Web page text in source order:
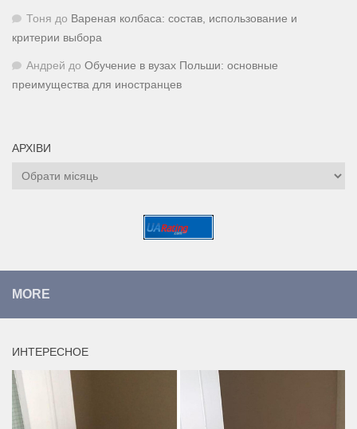
Тоня до Вареная колбаса: состав, использование и
критерии выбора
Андрей до Обучение в вузах Польши: основные
преимущества для иностранцев
АРХІВИ
Архіви
MORE
ИНТЕРЕСНОЕ